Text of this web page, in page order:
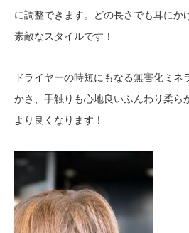
に調整できます。どの長さでも耳にか
素敵なスタイルです！
ドライヤーの時短にもなる無害化ミネ
かさ、手触りも心地良いふんわり柔ら
より良くなります！